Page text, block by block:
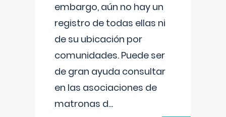
embargo, aún no hay un
registro de todas ellas ni
de su ubicación por
comunidades. Puede ser
de gran ayuda consultar
en las asociaciones de
matronas d...